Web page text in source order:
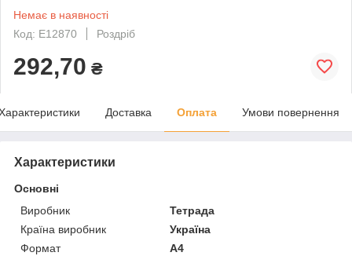
Немає в наявності
Код: Е12870
Роздріб
292,70 ₴
Доставка Оплата Умови повернення
Характеристики
Основні
Виробник
Тетрада
Країна виробник
Україна
Формат
A4